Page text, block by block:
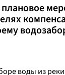
воды из